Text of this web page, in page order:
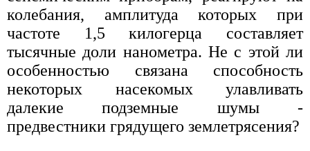
колебания, амплитуда которых при
частоте 1,5 килогерца составляет
тысячные доли нанометра. Не с этой ли
особенностью связана способность
некоторых насекомых улавливать
далекие подземные шумы -
предвестники грядущего землетрясения?